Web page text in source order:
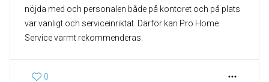
nöjda med och personalen både på kontoret och på plats
var vänligt och serviceinriktat. Därför kan Pro Home
Service varmt rekommenderas.
0